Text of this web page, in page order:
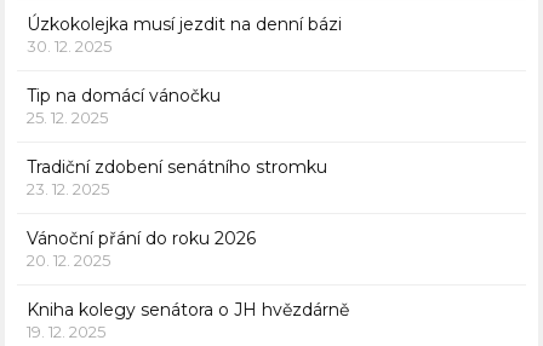
Úzkokolejka musí jezdit na denní bázi
30. 12. 2025
Tip na domácí vánočku
25. 12. 2025
Tradiční zdobení senátního stromku
23. 12. 2025
Vánoční přání do roku 2026
20. 12. 2025
Kniha kolegy senátora o JH hvězdárně
19. 12. 2025